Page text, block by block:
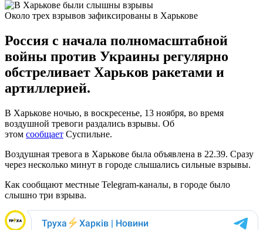
Около трех взрывов зафиксированы в Харькове
Россия с начала полномасштабной
войны против Украины регулярно
обстреливает Харьков ракетами и
артиллерией.
В Харькове ночью, в воскресенье, 13 ноября, во время
воздушной тревоги раздались взрывы. Об
этом сообщает Суспильне.
Воздушная тревога в Харькове была объявлена в 22.39. Сразу
через несколько минут в городе слышались сильные взрывы.
Как сообщают местные Telegram-каналы, в городе было
слышно три взрыва.